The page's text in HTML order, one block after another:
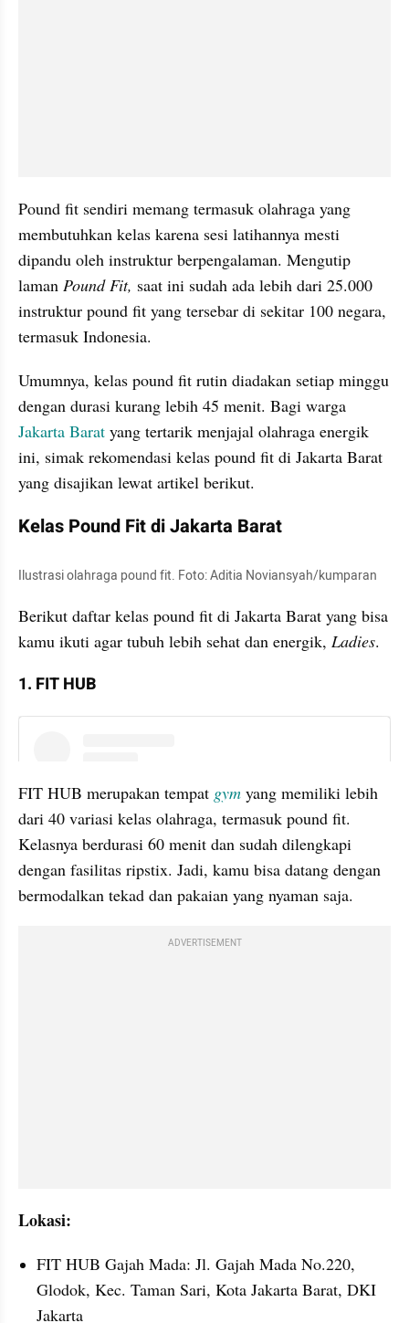
Pound fit sendiri memang termasuk olahraga yang
membutuhkan kelas karena sesi latihannya mesti
dipandu oleh instruktur berpengalaman. Mengutip
laman Pound Fit, saat ini sudah ada lebih dari 25.000
instruktur pound fit yang tersebar di sekitar 100 negara,
termasuk Indonesia.
Umumnya, kelas pound fit rutin diadakan setiap minggu
Jakarta Barat yang tertarik menjajal olahraga energik
ini, simak rekomendasi kelas pound fit di Jakarta Barat
yang disajikan lewat artikel berikut.
Kelas Pound Fit di Jakarta Barat
Ilustrasi olahraga pound fit. Foto: Aditia Noviansyah/kumparan
Berikut daftar kelas pound fit di Jakarta Barat yang bisa
kamu ikuti agar tubuh lebih sehat dan energik, Ladies.
1. FIT HUB
FIT HUB merupakan tempat gym yang memiliki lebih
dari 40 variasi kelas olahraga, termasuk pound fit.
Kelasnya berdurasi 60 menit dan sudah dilengkapi
dengan fasilitas ripstix. Jadi, kamu bisa datang dengan
bermodalkan tekad dan pakaian yang nyaman saja.
ADVERTISEMENT
Lokasi:
FIT HUB Gajah Mada: Jl. Gajah Mada No.220,
Glodok, Kec. Taman Sari, Kota Jakarta Barat, DKI
Jakarta